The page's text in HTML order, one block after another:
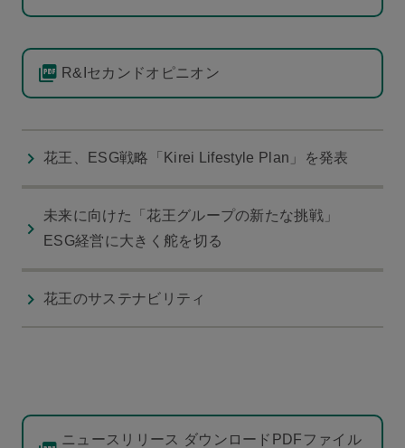
R&Iセカンドオピニオン
花王、ESG戦略「Kirei Lifestyle Plan」を発表
未来に向けた「花王グループの新たな挑戦」
ESG経営に大きく舵を切る
花王のサステナビリティ
ニュースリリース ダウンロードPDFファイル